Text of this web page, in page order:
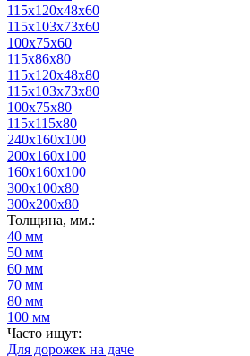
115х120х48х60
115х103х73х60
100х75х60
115х86х80
115х120х48х80
115х103х73х80
100х75х80
115х115х80
240x160x100
200x160x100
160х160х100
300x100x80
300x200x80
Толщина, мм.:
40 мм
50 мм
60 мм
70 мм
80 мм
100 мм
Часто ищут:
Для дорожек на даче